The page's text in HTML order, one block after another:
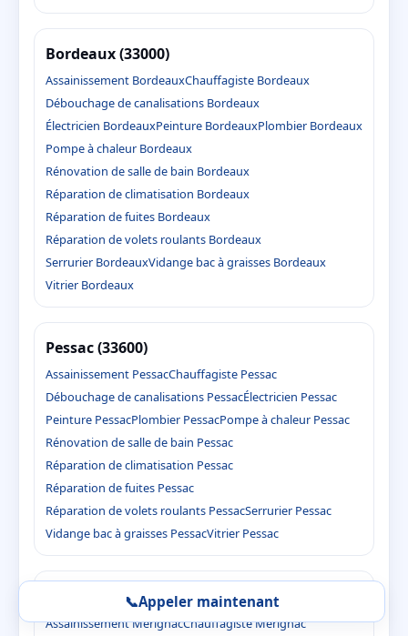
Bordeaux (33000)
Assainissement BordeauxChauffagiste Bordeaux
Débouchage de canalisations Bordeaux
Électricien BordeauxPeinture BordeauxPlombier Bordeaux
Pompe à chaleur Bordeaux
Rénovation de salle de bain Bordeaux
Réparation de climatisation Bordeaux
Réparation de fuites Bordeaux
Réparation de volets roulants Bordeaux
Serrurier BordeauxVidange bac à graisses Bordeaux
Vitrier Bordeaux
Pessac (33600)
Assainissement PessacChauffagiste Pessac
Débouchage de canalisations PessacÉlectricien Pessac
Peinture PessacPlombier PessacPompe à chaleur Pessac
Rénovation de salle de bain Pessac
Réparation de climatisation Pessac
Réparation de fuites Pessac
Réparation de volets roulants PessacSerrurier Pessac
Vidange bac à graisses PessacVitrier Pessac
Mérignac (33700)
Assainissement MérignacChauffagiste Mérignac
📞Appeler maintenant